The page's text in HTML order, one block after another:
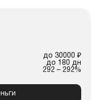
до 30000 ₽
до 180 дн
292 – 292%